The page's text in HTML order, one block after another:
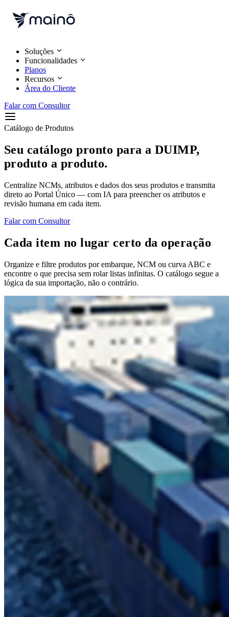
Soluções
Funcionalidades
Planos
Recursos
Área do Cliente
Falar com Consultor
Catálogo de Produtos
Seu catálogo pronto para a DUIMP,
produto a produto.
Centralize NCMs, atributos e dados dos seus produtos e transmita
direto ao Portal Único — com IA para preencher os atributos e
revisão humana em cada item.
Falar com Consultor
Cada item no lugar certo da operação
Organize e filtre produtos por embarque, NCM ou curva ABC e
encontre o que precisa sem rolar listas infinitas. O catálogo segue a
lógica da sua importação, não o contrário.